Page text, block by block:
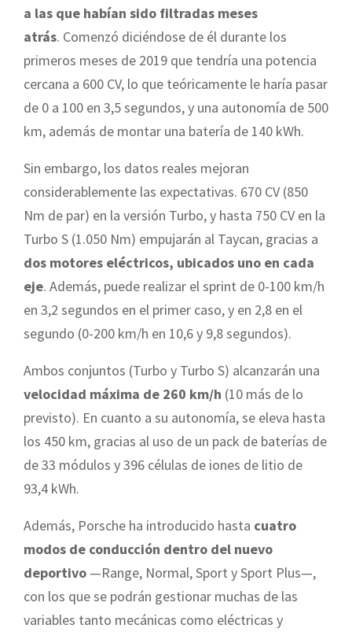
a las que habían sido filtradas meses
atrás. Comenzó diciéndose de él durante los
primeros meses de 2019 que tendría una potencia
cercana a 600 CV, lo que teóricamente le haría pasar
de 0 a 100 en 3,5 segundos, y una autonomía de 500
km, además de montar una batería de 140 kWh.
Sin embargo, los datos reales mejoran
considerablemente las expectativas. 670 CV (850
Nm de par) en la versión Turbo, y hasta 750 CV en la
Turbo S (1.050 Nm) empujarán al Taycan, gracias a
dos motores eléctricos, ubicados uno en cada
eje. Además, puede realizar el sprint de 0-100 km/h
en 3,2 segundos en el primer caso, y en 2,8 en el
segundo (0-200 km/h en 10,6 y 9,8 segundos).
Ambos conjuntos (Turbo y Turbo S) alcanzarán una
velocidad máxima de 260 km/h (10 más de lo
previsto). En cuanto a su autonomía, se eleva hasta
los 450 km, gracias al uso de un pack de baterías de
de 33 módulos y 396 células de iones de litio de
93,4 kWh.
Además, Porsche ha introducido hasta cuatro
modos de conducción dentro del nuevo
deportivo —Range, Normal, Sport y Sport Plus—,
con los que se podrán gestionar muchas de las
variables tanto mecánicas como eléctricas y